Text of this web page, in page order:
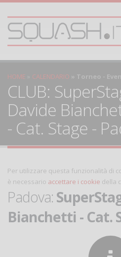
HOME CALENDARIO Torneo -
CLUB:
Davide
- Cat. Stage -
Per utilizzare questa funzionalità di
è necessario accettare i cookie della
Padova:
Bianchetti - Cat.